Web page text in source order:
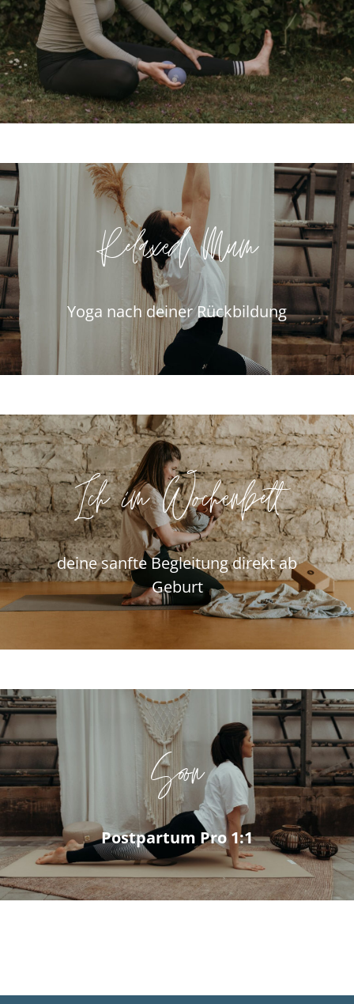
Relaxed Mum
Yoga nach deiner Rückbildung
Ich im Wochenbett
deine sanfte Begleitung direkt ab
Geburt
Soon
Postpartum Pro 1:1